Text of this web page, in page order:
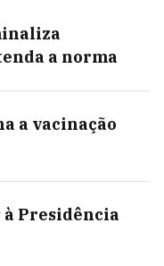
a norma
a vacinação
à Presidência